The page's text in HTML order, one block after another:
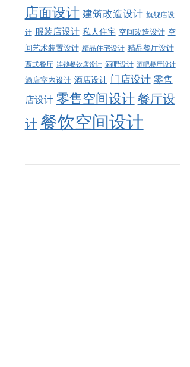
店面设计 建筑改造设计 旗舰店设
计 服装店设计 私人住宅 空间改造设计 空
间艺术装置设计 精品住宅设计 精品餐厅设计
西式餐厅 连锁餐饮店设计 酒吧设计 酒吧餐厅设计
酒店室内设计 酒店设计 门店设计 零售
店设计 零售空间设计 餐厅设
计 餐饮空间设计